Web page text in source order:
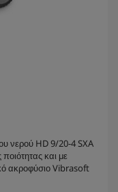
νερού HD 9/20-4 SXA
και με
ακροφύσιο Vibrasoft